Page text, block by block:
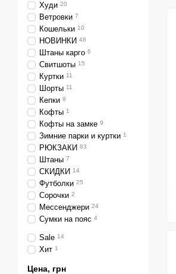
Худи 20
Ветровки 7
Кошельки 10
НОВИНКИ 48
Штаны карго 6
Свитшоты 15
Куртки 11
Шорты 11
Кепки 9
Кофты 1
Кофты на замке 9
Зимние парки и куртки 1
РЮКЗАКИ 83
Штаны 7
СКИДКИ 14
Футболки 25
Сорочки 2
Мессенджери 24
Сумки на пояс 4
Sale 14
Хит 1
Цена, грн